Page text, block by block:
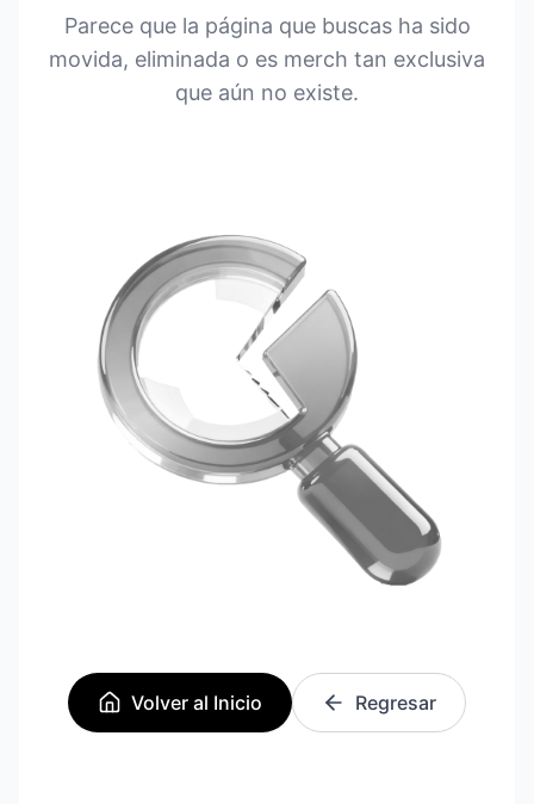
Parece que la página que buscas ha sido
movida, eliminada o es merch tan exclusiva
que aún no existe.
Volver al Inicio Regresar